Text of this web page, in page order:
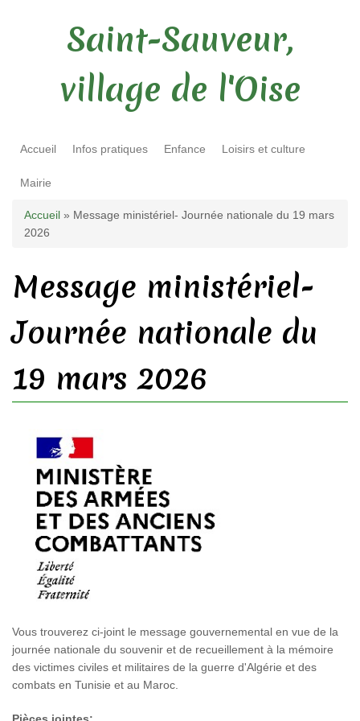
Saint-Sauveur,
village de l'Oise
Accueil Infos pratiques Enfance Loisirs et culture
Mairie
Vous êtes ici
Accueil » Message ministériel- Journée nationale du 19 mars
2026
Message ministériel-
Journée nationale du
19 mars 2026
Vous trouverez ci-joint le message gouvernemental en vue de la
journée nationale du souvenir et de recueillement à la mémoire
des victimes civiles et militaires de la guerre d'Algérie et des
combats en Tunisie et au Maroc.